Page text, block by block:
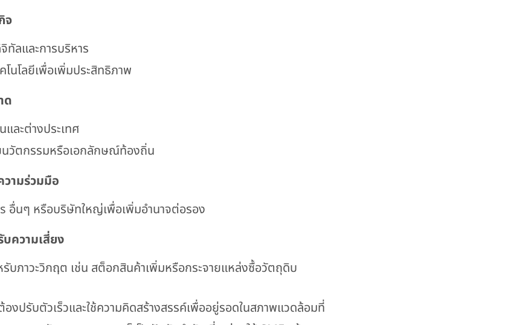
จ
ลและการบริหาร
โนโลยีเพื่อเพิ่มประสิทธิภาพ
ด
และต่างประเทศ
นวัตกรรมหรือเอกลักษณ์ท้องถิ่น
วามร่วมมือ
อื่นๆ หรือบริษัทใหญ่เพื่อเพิ่มอำนาจต่อรอง
ความเสี่ยง
บภาวะวิกฤต เช่น สต็อกสินค้าเพิ่มหรือกระจายแหล่งซื้อวัตถุดิบ
งปรับตัวเร็วและใช้ความคิดสร้างสรรค์เพื่ออยู่รอดในสภาพแวดล้อมที่